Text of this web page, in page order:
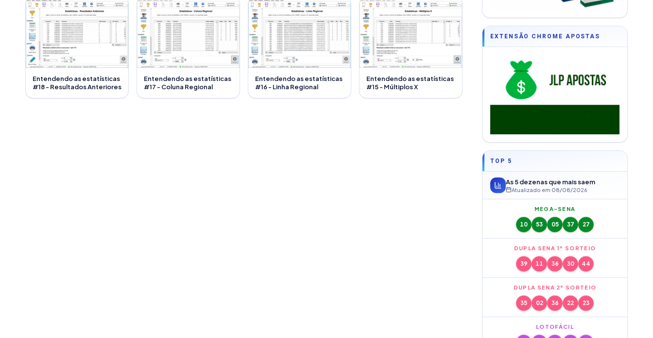
Entendendo as estatísticas
#18 - Resultados Anteriores
Entendendo as estatísticas
#17 - Coluna Regional
Entendendo as estatísticas
#16 - Linha Regional
Entendendo as estatísticas
#15 - Múltiplos X
EXTENSÃO CHROME APOSTAS
TOP 5
As 5 dezenas que mais saem
Atualizado em 08/08/2026
MEGA-SENA
10 53 05 37 27
DUPLA SENA 1º SORTEIO
39 11 36 30 44
DUPLA SENA 2º SORTEIO
35 02 36 22 23
LOTOFÁCIL